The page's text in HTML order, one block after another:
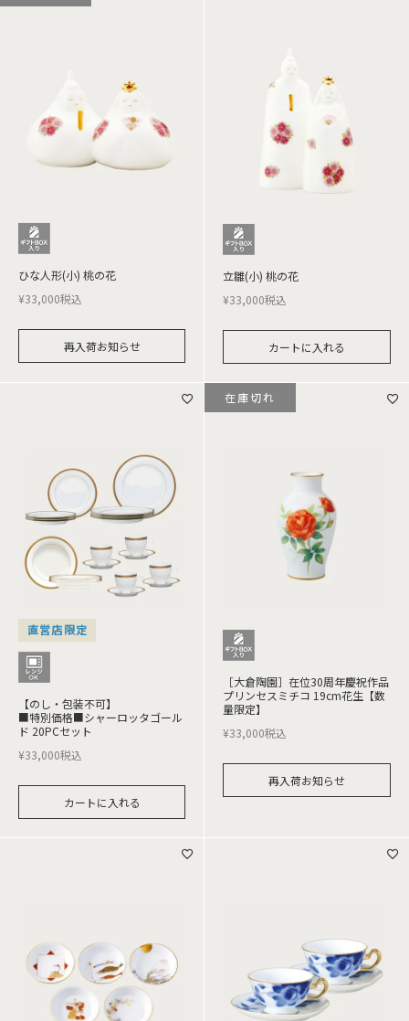
ひな人形(小) 桃の花
¥33,000税込
再入荷お知らせ
立雛(小) 桃の花
¥33,000税込
カートに入れる
直営店限定
【のし・包装不可】
■特別価格■シャーロッタゴール
ド 20PCセット
¥33,000税込
カートに入れる
［大倉陶園］在位30周年慶祝作品
プリンセスミチコ 19cm花生【数
量限定】
¥33,000税込
再入荷お知らせ
在庫切れ